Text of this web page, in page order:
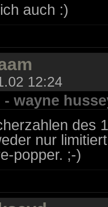
auch :)
12:24
- wayne
des
nur
popper. ;-)